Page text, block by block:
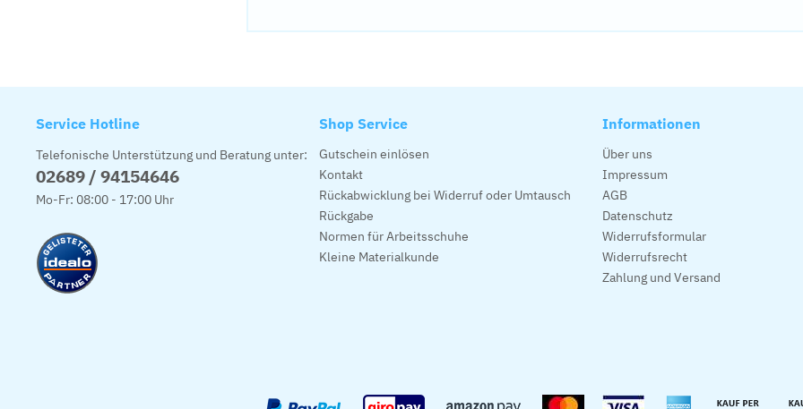
Service Hotline
Telefonische Unterstützung und Beratung unter:
02689 / 94154646
Mo-Fr: 08:00 - 17:00 Uhr
Shop Service
Gutschein einlösen
Kontakt
Rückabwicklung bei Widerruf oder Umtausch
Rückgabe
Normen für Arbeitsschuhe
Kleine Materialkunde
Informationen
Über uns
Impressum
AGB
Datenschutz
Widerrufsformular
Widerrufsrecht
Zahlung und Versand